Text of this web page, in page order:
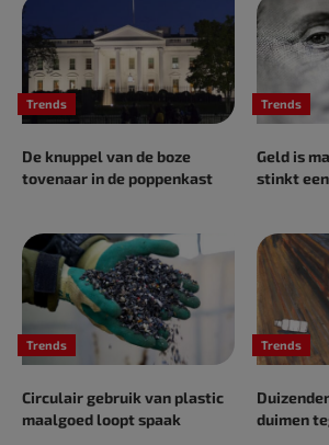
Trends
De knuppel van de boze
tovenaar in de poppenkast
Trends
Geld is
stinkt
Trends
Circulair gebruik van plastic
maalgoed loopt spaak
Trends
duimen